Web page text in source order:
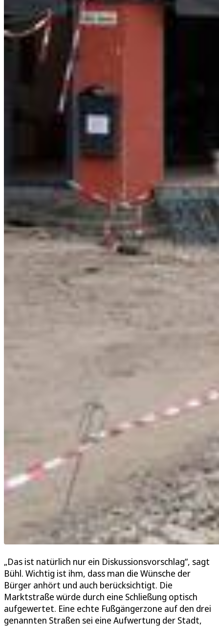
„Das ist natürlich nur ein Diskussionsvorschlag“, sagt
Bühl. Wichtig ist ihm, dass man die Wünsche der
Bürger anhört und auch berücksichtigt. Die
Marktstraße würde durch eine Schließung optisch
aufgewertet. Eine echte Fußgängerzone auf den drei
genannten Straßen sei eine Aufwertung der Stadt,